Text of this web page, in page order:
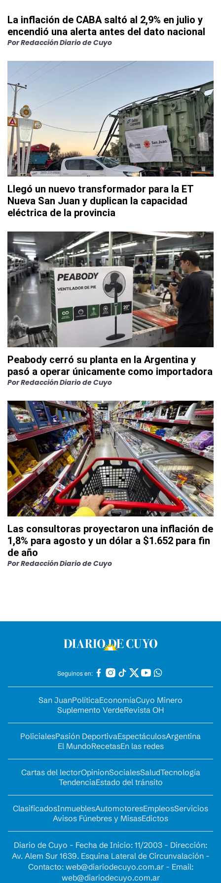
La inflación de CABA saltó al 2,9% en julio y
encendió una alerta antes del dato nacional
PorRedacción Diario de Cuyo
Llegó un nuevo transformador para la ET
Nueva San Juan y duplican la capacidad
eléctrica de la provincia
Peabody cerró su planta en la Argentina y
pasó a operar únicamente como importadora
PorRedacción Diario de Cuyo
Las consultoras proyectaron una inflación de
1,8% para agosto y un dólar a $1.652 para fin
de año
PorRedacción Diario de Cuyo
Seguinos en:
San JuanPolíticaEconomíaCuyo Minero
Suplemento VerdeRevista OH
PolicialesPasión DeportivaEspectáculosArgentina
El MundoRecetasEn las redes
Cartas del lectorOpinionSocialesSaludTecnología
TendenciaEstado del tránsito
ClasificadosInmueblesAutomotoresEmpleosServicios
Avisos Fúnebres y MisasEdictos
Diario de Cuyo - Fecha de Inicio: 11/2003 - Dirección:
Av. Alem Sur 1639. Esquina Lateral de Circunvalación -
Contacto: web@diariodecuyo.com.ar- Email:
web@diariodecuyo.com.ar